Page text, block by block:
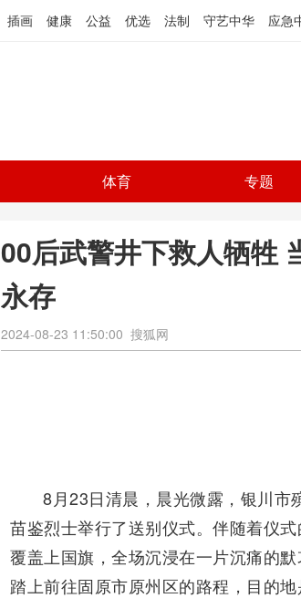
插画 健康 公益 优选 法制 守艺中华 应急
体育 专题
00后武警井下救人牺牲
永存
2024-08-23 11:50:00 搜狐网
8月23日清晨，晨光微露，银川市
苗鉴烈士举行了送别仪式。伴随着仪
覆盖上国旗，全场沉浸在一片沉痛的
踏上前往固原市原州区的路程，目的地